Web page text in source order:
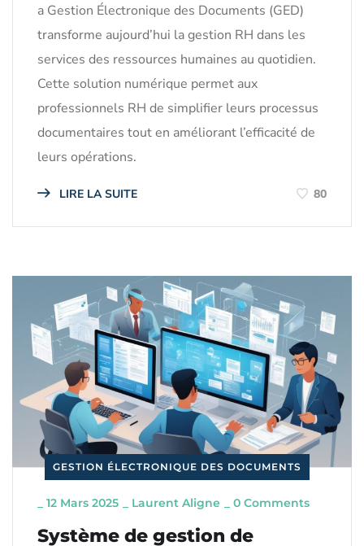
a Gestion Électronique des Documents (GED)
transforme aujourd’hui la gestion RH dans les
services des ressources humaines au quotidien.
Cette solution numérique permet aux
professionnels RH de simplifier leurs processus
documentaires tout en améliorant l’efficacité de
leurs opérations.
LIRE LA SUITE 80
GESTION ÉLECTRONIQUE DES DOCUMENTS
12 Mars 2025 Laurent Aligne 0 Comments
Système de gestion de